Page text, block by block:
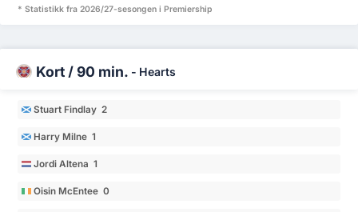
* Statistikk fra 2026/27-sesongen i Premiership
Kort / 90 min. - Hearts
Stuart Findlay 2
Harry Milne 1
Jordi Altena 1
Oisin McEntee 0